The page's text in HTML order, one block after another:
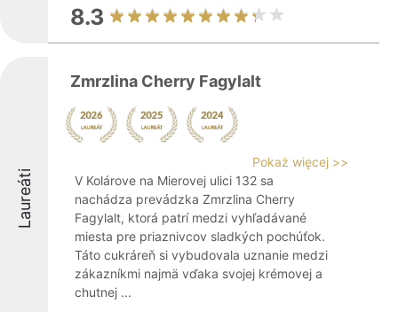
8.3
Laureáti
Zmrzlina Cherry Fagylalt
Pokaż więcej >>
V Kolárove na Mierovej ulici 132 sa
nachádza prevádzka Zmrzlina Cherry
Fagylalt, ktorá patrí medzi vyhľadávané
miesta pre priaznivcov sladkých pochúťok.
Táto cukráreň si vybudovala uznanie medzi
zákazníkmi najmä vďaka svojej krémovej a
chutnej ...